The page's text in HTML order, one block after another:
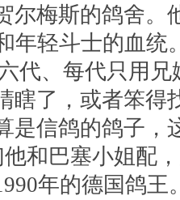
尔梅斯的鸽舍。
年轻斗士的血统
代、每代只用
瞎了，或者笨得
是信鸽的鸽子，
他和巴塞小姐配
年的德国鸽王